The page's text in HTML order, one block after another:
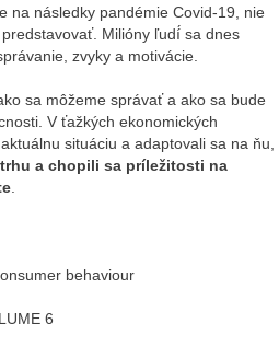
na následky pandémie Covid-19, nie
Milióny ľudí́ sa dnes
zvyky a motivácie.
sa môžeme správať a ako sa bude
V ťažkých ekonomických
situáciu a adaptovali sa na ňu,
a chopili sa príležitosti na
behaviour
6